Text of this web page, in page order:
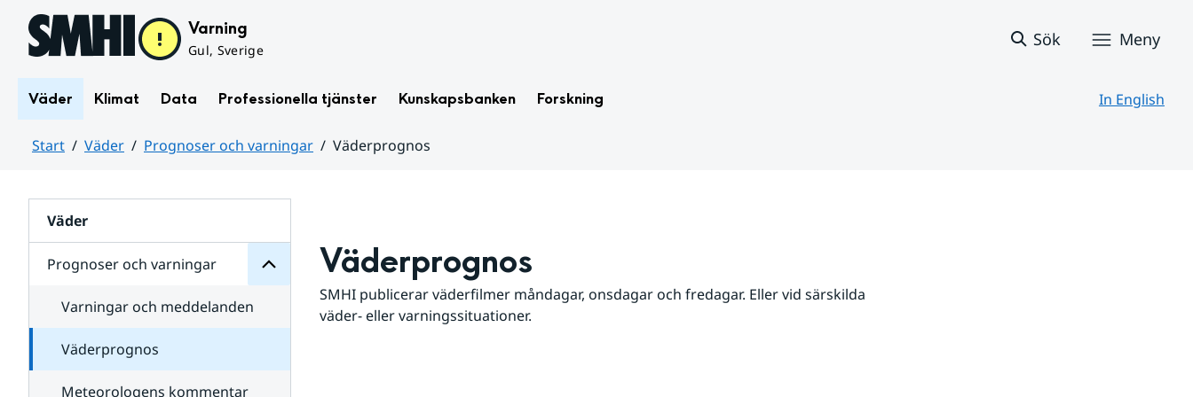
Hoppa till sidans innehåll Varning
Gul, Sverige
Sök Meny
Väder Klimat Data Professionella tjänster Kunskapsbanken Forskning In English
Start Väder Prognoser och varningar
Väderprognos
Väder
Prognoser och varningar
för
varningar
Varningar och meddelanden
Väderprognos
Meteorologens kommentar
Väderprognos
SMHI publicerar väderfilmer måndagar, onsdagar och fredagar. Eller vid särskilda
väder- eller varningssituationer.